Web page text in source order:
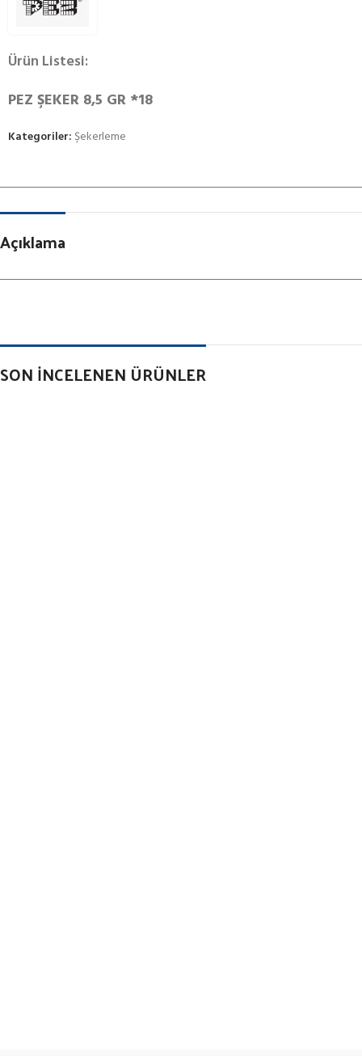
Ürün Listesi:
PEZ ŞEKER 8,5 GR *18
Kategoriler: Şekerleme
Açıklama
SON İNCELENEN ÜRÜNLER